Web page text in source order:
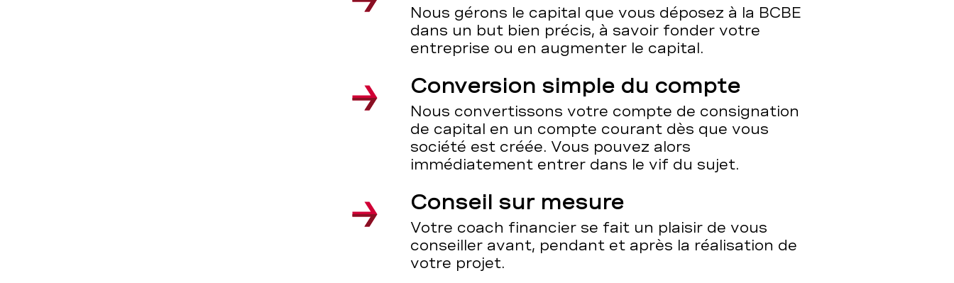
Nous gérons le capital que vous déposez à la BCBE
dans un but bien précis, à savoir fonder votre
entreprise ou en augmenter le capital.
Conversion simple du compte
Nous convertissons votre compte de consignation
de capital en un compte courant dès que vous
société est créée. Vous pouvez alors
immédiatement entrer dans le vif du sujet.
Conseil sur mesure
Votre coach financier se fait un plaisir de vous
conseiller avant, pendant et après la réalisation de
votre projet.